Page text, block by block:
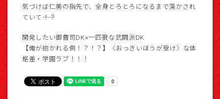
気づけば仁美の指先で、全身とろとろになるまで蕩かされ
ていて――！？
開発したい御曹司DK×一匹狼な武闘派DK
【俺が抱かれる側！？！？】〈おっきいほうが受け〉な体
格差・学園ラブ！！！